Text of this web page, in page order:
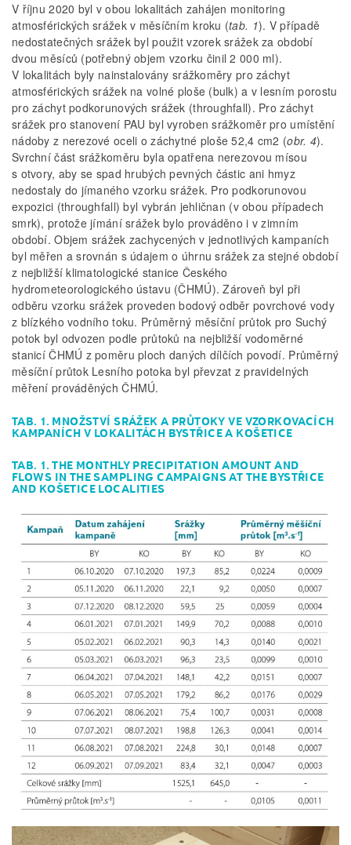
V říjnu 2020 byl v obou lokalitách zahájen monitoring
atmosférických srážek v měsíčním kroku (tab. 1). V případě
nedostatečných srážek byl použit vzorek srážek za období
dvou měsíců (potřebný objem vzorku činil 2 000 ml).
V lokalitách byly nainstalovány srážkoměry pro záchyt
atmosférických srážek na volné ploše (bulk) a v lesním porostu
pro záchyt podkorunových srážek (throughfall). Pro záchyt
srážek pro stanovení PAU byl vyroben srážkoměr pro umístění
nádoby z nerezové oceli o záchytné ploše 52,4 cm2 (obr. 4).
Svrchní část srážkoměru byla opatřena nerezovou mísou
s otvory, aby se spad hrubých pevných částic ani hmyz
nedostaly do jímaného vzorku srážek. Pro podkorunovou
expozici (throughfall) byl vybrán jehličnan (v obou případech
smrk), protože jímání srážek bylo prováděno i v zimním
období. Objem srážek zachycených v jednotlivých kampaních
byl měřen a srovnán s údajem o úhrnu srážek za stejné období
z nejbližší klimatologické stanice Českého
hydrometeorologického ústavu (ČHMÚ). Zároveň byl při
odběru vzorku srážek proveden bodový odběr povrchové vody
z blízkého vodního toku. Průměrný měsíční průtok pro Suchý
potok byl odvozen podle průtoků na nejbližší vodoměrné
stanicí ČHMÚ z poměru ploch daných dílčích povodí. Průměrný
měsíční průtok Lesního potoka byl převzat z pravidelných
měření prováděných ČHMÚ.
TAB. 1. MNOŽSTVÍ SRÁŽEK A PRŮTOKY VE VZORKOVACÍCH
KAMPANÍCH V LOKALITÁCH BYSTŘICE A KOŠETICE
TAB. 1. THE MONTHLY PRECIPITATION AMOUNT AND
FLOWS IN THE SAMPLING CAMPAIGNS AT THE BYSTŘICE
AND KOŠETICE LOCALITIES